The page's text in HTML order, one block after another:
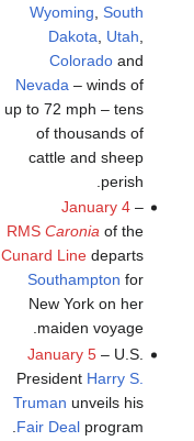
Wyoming South
Dakota
Utah
Coloradoand
Nevada – winds of
up to 72 mph – tens
of thousands of
cattle and sheep
perish.
January 4–
RMS Caronia of the
Cunard Linedeparts
Southampton for
New York on her
maiden voyage.
January 5– U.S.
President Harry S.
Truman unveils his
Fair Dealprogram.